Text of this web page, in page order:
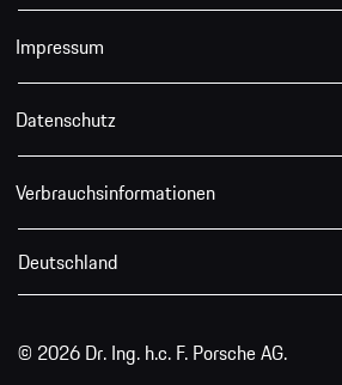
Impressum
Datenschutz
Verbrauchsinformationen
Deutschland
© 2026 Dr. Ing. h.c. F. Porsche AG.